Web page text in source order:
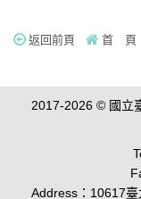
返回前頁 首 頁
2017-2026 © 國立
Address：10617